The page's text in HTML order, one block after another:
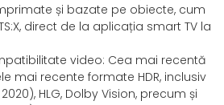
și bazate pe obiecte, cum
direct de la aplicația smart TV la
video: Cea mai recentă
mai recente formate HDR, inclusiv
2020), HLG, Dolby Vision, precum și